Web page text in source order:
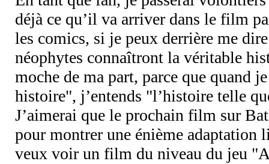
déjà ce qu’il va arriver dans le film
les comics, si je peux derrière me
néophytes connaîtront la véritable
moche de ma part, parce que quand
histoire", j’entends "l’histoire telle
J’aimerai que le prochain film sur
pour montrer une énième adaptation
veux voir un film du niveau du jeu